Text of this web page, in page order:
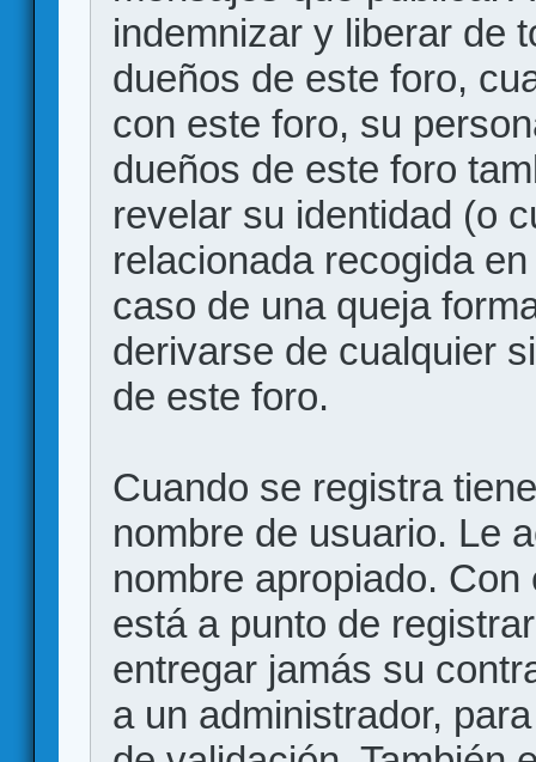
indemnizar y liberar de
dueños de este foro,
con este foro, su
dueños de este foro
revelar su identidad (o
relacionada recogida
caso de una queja
derivarse de cualquier
de este foro.
Cuando se registra
nombre de usuario. Le
nombre apropiado.
está a punto de
entregar jamás su
a un administrador,